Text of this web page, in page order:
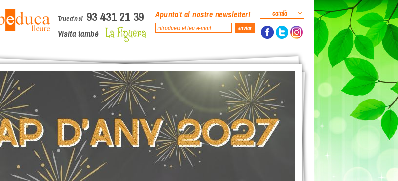
Truca'ns! 93 431 21 39
Visita també
Apunta't al nostre newsletter! català